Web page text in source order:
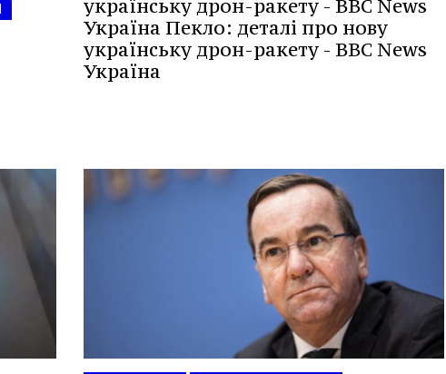
українську дрон-ракету - BBC News
Україна Пекло: деталі про нову
українську дрон-ракету - BBC News
Україна